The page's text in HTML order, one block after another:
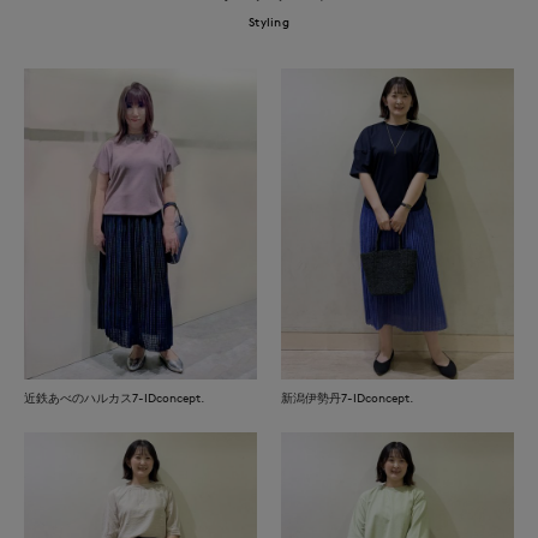
Styling
近鉄あべのハルカス7-IDconcept. 新潟伊勢丹7-IDconcept.